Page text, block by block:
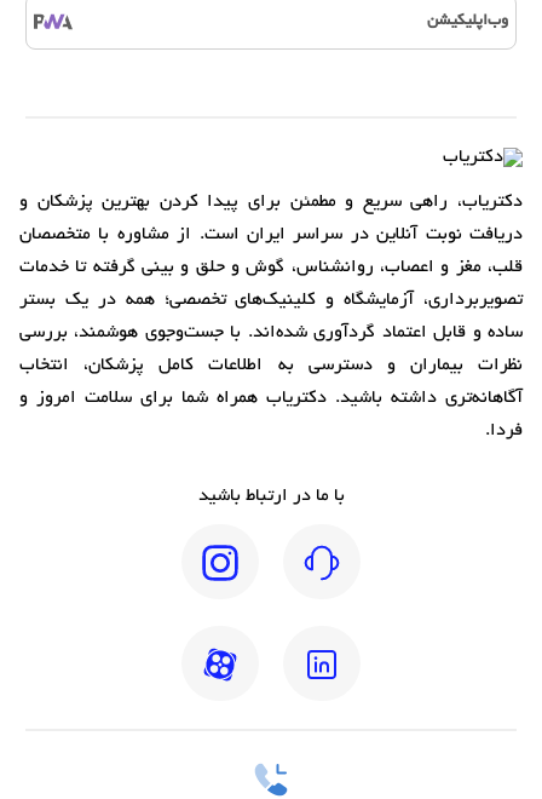
وب‌اپلیکیشن
دکتریاب، راهی سریع و مطمئن برای پیدا کردن بهترین پزشکان و
دریافت نوبت آنلاین در سراسر ایران است. از مشاوره با متخصصان
قلب، مغز و اعصاب، روانشناس، گوش و حلق و بینی گرفته تا خدمات
تصویربرداری، آزمایشگاه و کلینیک‌های تخصصی؛ همه در یک بستر
ساده و قابل اعتماد گردآوری شده‌اند. با جست‌وجوی هوشمند، بررسی
نظرات بیماران و دسترسی به اطلاعات کامل پزشکان، انتخاب
آگاهانه‌تری داشته باشید. دکتریاب همراه شما برای سلامت امروز و
فردا.
با ما در ارتباط باشید